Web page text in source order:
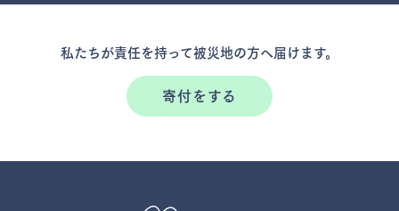
私たちが責任を持って被災地の方へ届けます。
寄付をする